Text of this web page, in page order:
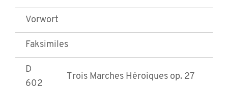
Vorwort
Faksimiles
D
602
Trois Marches Héroiques op. 27